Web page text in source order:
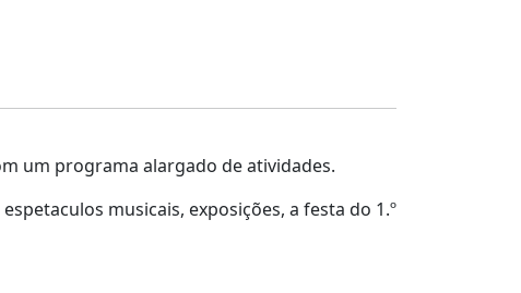
um programa alargado de atividades.
musicais, exposições, a festa do 1.º